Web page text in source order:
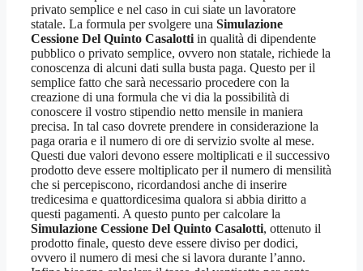
privato semplice e nel caso in cui siate un lavoratore
statale. La formula per svolgere una Simulazione
Cessione Del Quinto Casalotti in qualità di dipendente
pubblico o privato semplice, ovvero non statale, richiede la
conoscenza di alcuni dati sulla busta paga. Questo per il
semplice fatto che sarà necessario procedere con la
creazione di una formula che vi dia la possibilità di
conoscere il vostro stipendio netto mensile in maniera
precisa. In tal caso dovrete prendere in considerazione la
paga oraria e il numero di ore di servizio svolte al mese.
Questi due valori devono essere moltiplicati e il successivo
prodotto deve essere moltiplicato per il numero di mensilità
che si percepiscono, ricordandosi anche di inserire
tredicesima e quattordicesima qualora si abbia diritto a
questi pagamenti. A questo punto per calcolare la
Simulazione Cessione Del Quinto Casalotti, ottenuto il
prodotto finale, questo deve essere diviso per dodici,
ovvero il numero di mesi che si lavora durante l’anno.